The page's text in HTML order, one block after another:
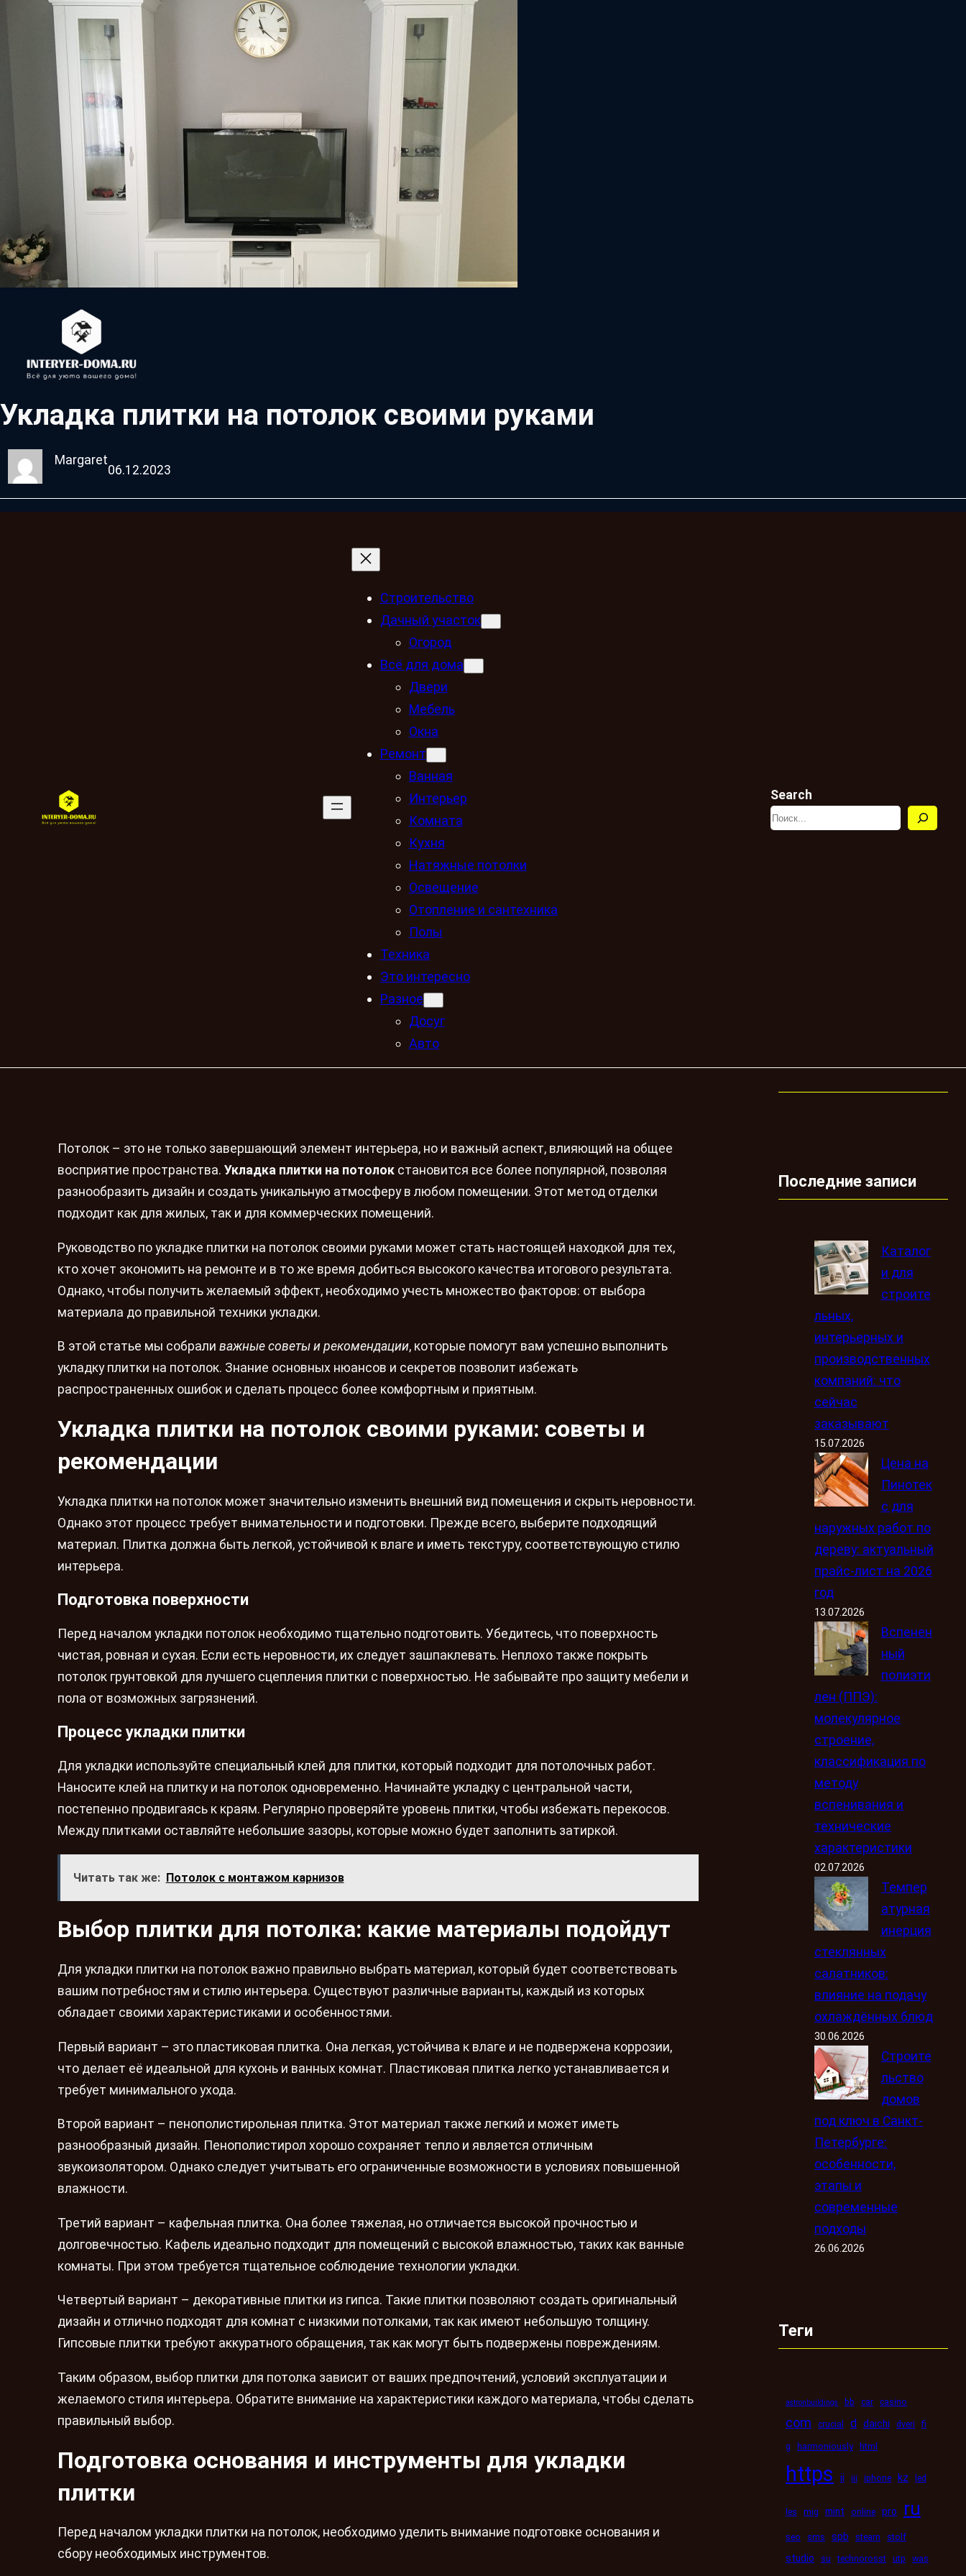
Укладка плитки на потолок своими руками
Margaret
06.12.2023
Строительство
Дачный участок
Огород
Всё для дома
Двери
Мебель
Окна
Ремонт
Ванная
Интерьер
Комната
Кухня
Натяжные потолки
Освещение
Отопление и сантехника
Полы
Техника
Это интересно
Разное
Досуг
Авто
Search
Потолок – это не только завершающий элемент интерьера, но и важный аспект, влияющий на общее
восприятие пространства. Укладка плитки на потолок становится все более популярной, позволяя
разнообразить дизайн и создать уникальную атмосферу в любом помещении. Этот метод отделки
подходит как для жилых, так и для коммерческих помещений.
Руководство по укладке плитки на потолок своими руками может стать настоящей находкой для тех,
кто хочет экономить на ремонте и в то же время добиться высокого качества итогового результата.
Однако, чтобы получить желаемый эффект, необходимо учесть множество факторов: от выбора
материала до правильной техники укладки.
В этой статье мы собрали важные советы и рекомендации, которые помогут вам успешно выполнить
укладку плитки на потолок. Знание основных нюансов и секретов позволит избежать
распространенных ошибок и сделать процесс более комфортным и приятным.
Укладка плитки на потолок своими руками: советы и
рекомендации
Укладка плитки на потолок может значительно изменить внешний вид помещения и скрыть неровности.
Однако этот процесс требует внимательности и подготовки. Прежде всего, выберите подходящий
материал. Плитка должна быть легкой, устойчивой к влаге и иметь текстуру, соответствующую стилю
интерьера.
Подготовка поверхности
Перед началом укладки потолок необходимо тщательно подготовить. Убедитесь, что поверхность
чистая, ровная и сухая. Если есть неровности, их следует зашпаклевать. Неплохо также покрыть
потолок грунтовкой для лучшего сцепления плитки с поверхностью. Не забывайте про защиту мебели и
пола от возможных загрязнений.
Процесс укладки плитки
Для укладки используйте специальный клей для плитки, который подходит для потолочных работ.
Наносите клей на плитку и на потолок одновременно. Начинайте укладку с центральной части,
постепенно продвигаясь к краям. Регулярно проверяйте уровень плитки, чтобы избежать перекосов.
Между плитками оставляйте небольшие зазоры, которые можно будет заполнить затиркой.
Читать так же: Потолок с монтажом карнизов
Выбор плитки для потолка: какие материалы подойдут
Для укладки плитки на потолок важно правильно выбрать материал, который будет соответствовать
вашим потребностям и стилю интерьера. Существуют различные варианты, каждый из которых
обладает своими характеристиками и особенностями.
Первый вариант – это пластиковая плитка. Она легкая, устойчива к влаге и не подвержена коррозии,
что делает её идеальной для кухонь и ванных комнат. Пластиковая плитка легко устанавливается и
требует минимального ухода.
Второй вариант – пенополистирольная плитка. Этот материал также легкий и может иметь
разнообразный дизайн. Пенополистирол хорошо сохраняет тепло и является отличным
звукоизолятором. Однако следует учитывать его ограниченные возможности в условиях повышенной
влажности.
Третий вариант – кафельная плитка. Она более тяжелая, но отличается высокой прочностью и
долговечностью. Кафель идеально подходит для помещений с высокой влажностью, таких как ванные
комнаты. При этом требуется тщательное соблюдение технологии укладки.
Четвертый вариант – декоративные плитки из гипса. Такие плитки позволяют создать оригинальный
дизайн и отлично подходят для комнат с низкими потолками, так как имеют небольшую толщину.
Гипсовые плитки требуют аккуратного обращения, так как могут быть подвержены повреждениям.
Таким образом, выбор плитки для потолка зависит от ваших предпочтений, условий эксплуатации и
желаемого стиля интерьера. Обратите внимание на характеристики каждого материала, чтобы сделать
правильный выбор.
Подготовка основания и инструменты для укладки
плитки
Перед началом укладки плитки на потолок, необходимо уделить внимание подготовке основания и
сбору необходимых инструментов.
Последние записи
Каталог
и для
строите
льных,
интерьерных и
производственных
компаний: что
сейчас
заказывают
15.07.2026
Цена на
Пинотек
с для
наружных работ по
дереву: актуальный
прайс-лист на 2026
год
13.07.2026
Вспенен
ный
полиэти
лен (ППЭ):
молекулярное
строение,
классификация по
методу
вспенивания и
технические
характеристики
02.07.2026
Темпер
атурная
инерция
стеклянных
салатников:
влияние на подачу
охлаждённых блюд
30.06.2026
Строите
льство
домов
под ключ в Санкт-
Петербурге:
особенности,
этапы и
современные
подходы
26.06.2026
Теги
astronbuildings bb car casino
com crucial d daichi dveri fi
g harmoniously html
https ii iii iphone kz led
les mig mint online pro ru
seo sms spb steam stolf
studio su technorosst utp was